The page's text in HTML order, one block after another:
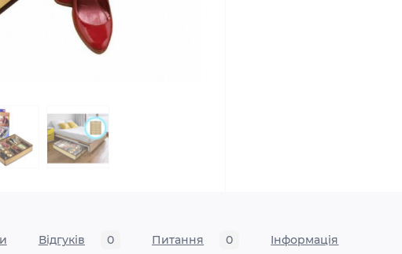
Відгуків 0 Питання 0 Iнформація